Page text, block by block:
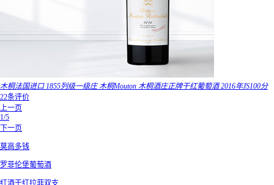
木桐法国进口 1855列级一级庄 木桐Mouton 木桐酒庄正牌干红葡萄酒 2016年JS100分
22条评价
上一页
1/5
下一页
莫高多钱
罗菲伦堡葡萄酒
红酒干红拉菲双支